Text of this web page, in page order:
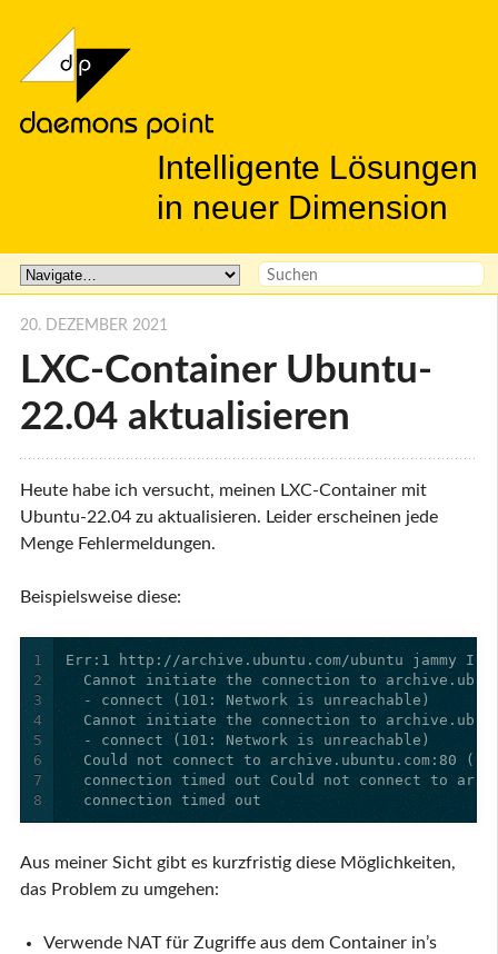
Intelligente Lösungen
in neuer Dimension
LXC-Container Ubuntu-
22.04 aktualisieren
20. DEZEMBER 2021
Heute habe ich versucht, meinen LXC-Container mit
Ubuntu-22.04 zu aktualisieren. Leider erscheinen jede
Menge Fehlermeldungen.
Beispielsweise diese:
1
2
3
4
5
6
7
8
  connection timed out
Aus meiner Sicht gibt es kurzfristig diese Möglichkeiten,
das Problem zu umgehen:
Verwende NAT für Zugriffe aus dem Container in’s